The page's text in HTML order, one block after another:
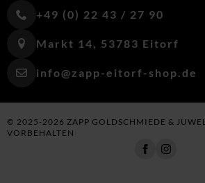
+49 (0) 22 43 / 27 90
Markt 14, 53783 Eitorf
info@zapp-eitorf-shop.de
© 2025-2026 ZAPP GOLDSCHMIEDE &
VORBEHALTEN